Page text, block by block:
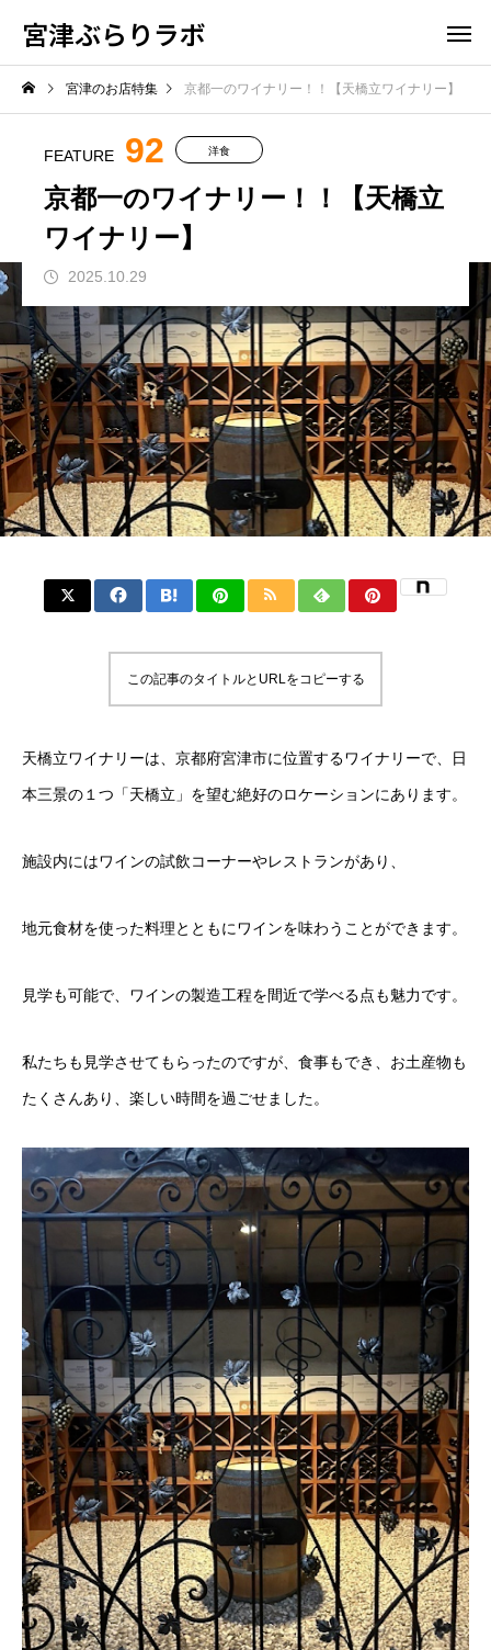
宮津ぶらりラボ
宮津のお店特集 京都一のワイナリー！！【天橋立ワイナリー】
FEATURE 92 洋食
京都一のワイナリー！！【天橋立
ワイナリー】
2025.10.29
この記事のタイトルとURLをコピーする
天橋立ワイナリーは、京都府宮津市に位置するワイナリーで、日
本三景の１つ「天橋立」を望む絶好のロケーションにあります。
施設内にはワインの試飲コーナーやレストランがあり、
地元食材を使った料理とともにワインを味わうことができます。
見学も可能で、ワインの製造工程を間近で学べる点も魅力です。
私たちも見学させてもらったのですが、食事もでき、お土産物も
たくさんあり、楽しい時間を過ごせました。